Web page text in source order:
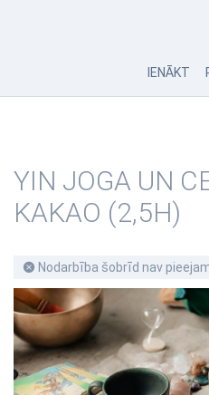
IENĀKT
YIN JOGA UN
KAKAO (2,5H)
Nodarbība šobrīd nav